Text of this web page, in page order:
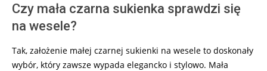
Czy mała czarna sukienka sprawdzi się
na wesele?
Tak, założenie małej czarnej sukienki na wesele to doskonały
wybór, który zawsze wypada elegancko i stylowo. Mała